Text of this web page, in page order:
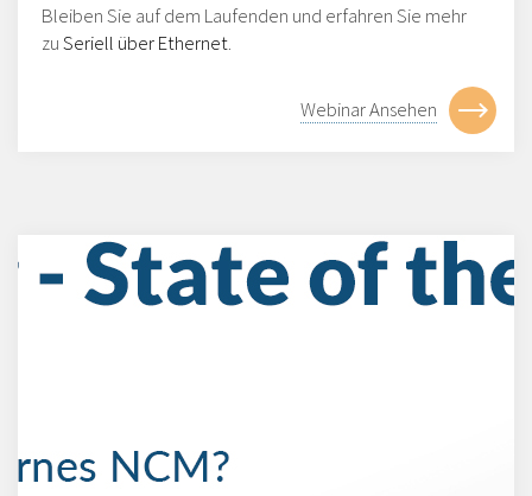
Bleiben Sie auf dem Laufenden und erfahren Sie mehr
zuSeriell über Ethernet.
Webinar Ansehen